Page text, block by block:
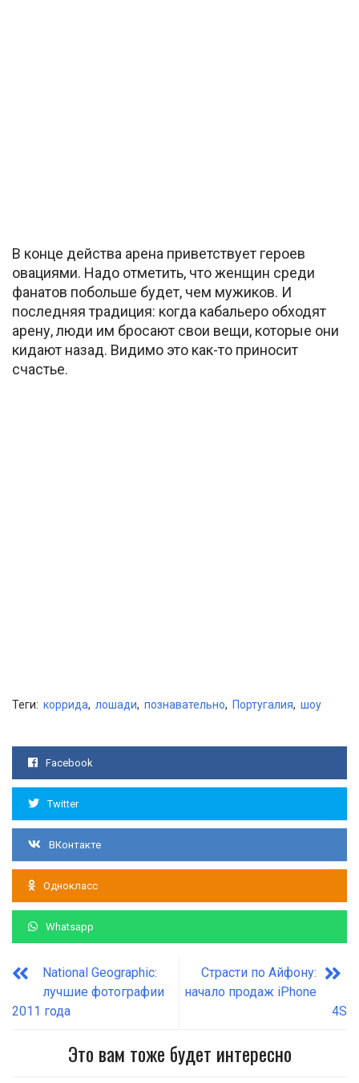
В конце действа арена приветствует героев
овациями. Надо отметить, что женщин среди
фанатов побольше будет, чем мужиков. И
последняя традиция: когда кабальеро обходят
арену, люди им бросают свои вещи, которые они
кидают назад. Видимо это как-то приносит
счастье.
Теги: коррида, лошади, познавательно, Португалия, шоу
Facebook
Twitter
ВКонтакте
Однокласс
Whatsapp
National Geographic:
лучшие фотографии
2011 года
Страсти по Айфону:
начало продаж iPhone
4S
Это вам тоже будет интересно